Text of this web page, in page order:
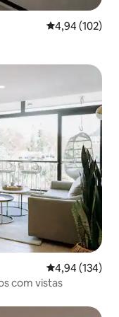
4,94 de uma
4,94 (102)
4,94 de uma
4,94 (134)
com vistas